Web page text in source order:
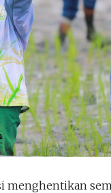
menghentikan